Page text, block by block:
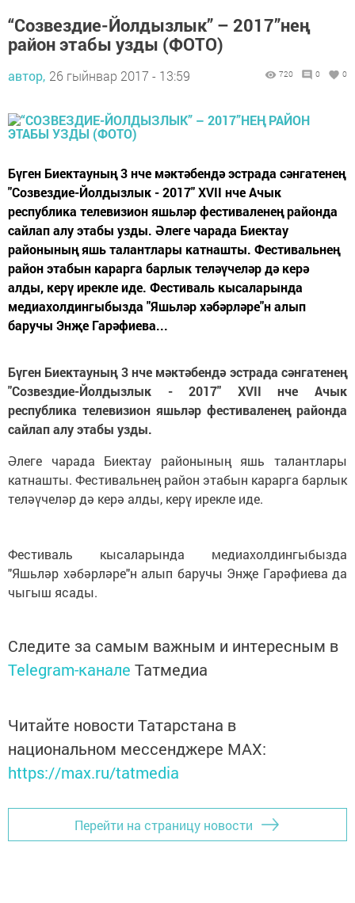
“Созвездие-Йолдызлык” – 2017”нең
район этабы узды (ФОТО)
автор, 26 гыйнвар 2017 - 13:59 720 0 0
Бүген Биектауның 3 нче мәктәбендә эстрада сәнгатенең
"Созвездие-Йолдызлык - 2017" XVII нче Ачык
республика телевизион яшьләр фестиваленең районда
сайлап алу этабы узды. Әлеге чарада Биектау
районының яшь талантлары катнашты. Фестивальнең
район этабын карарга барлык теләүчеләр дә керә
алды, керү ирекле иде. Фестиваль кысаларында
медиахолдингыбызда "Яшьләр хәбәрләре"н алып
баручы Энҗе Гарәфиева...
Бүген Биектауның 3 нче мәктәбендә эстрада сәнгатенең
"Созвездие-Йолдызлык - 2017" XVII нче Ачык
республика телевизион яшьләр фестиваленең районда
сайлап алу этабы узды.
Әлеге чарада Биектау районының яшь талантлары
катнашты. Фестивальнең район этабын карарга барлык
теләүчеләр дә керә алды, керү ирекле иде.
Фестиваль кысаларында медиахолдингыбызда
"Яшьләр хәбәрләре"н алып баручы Энҗе Гарәфиева да
чыгыш ясады.
Следите за самым важным и интересным в
Telegram-канале Татмедиа
Читайте новости Татарстана в
национальном мессенджере MАХ:
https://max.ru/tatmedia
Перейти на страницу новости